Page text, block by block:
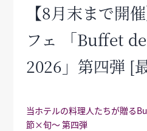
【8月末まで開
フェ 「Buffet
2026」第四弾 [
当ホテルの料理人たちが贈る
節×旬～ 第四弾